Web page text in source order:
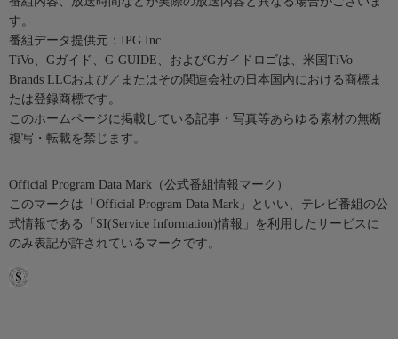
す。
番組データ提供元：IPG Inc.
TiVo、Gガイド、G-GUIDE、およびGガイドロゴは、米国TiVo
Brands LLCおよび／またはその関連会社の日本国内における商標ま
たは登録商標です。
このホームページに掲載している記事・写真等あらゆる素材の無断
複写・転載を禁じます。
Official Program Data Mark（公式番組情報マーク）
このマークは「Official Program Data Mark」といい、テレビ番組の公
式情報である「SI(Service Information)情報」を利用したサービスに
のみ表記が許されているマークです。